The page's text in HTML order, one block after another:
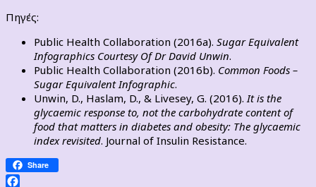
Πηγές:
Public Health Collaboration (2016a). Sugar Equivalent
Infographics Courtesy Of Dr David Unwin.
Public Health Collaboration (2016b). Common Foods –
Sugar Equivalent Infographic.
Unwin, D., Haslam, D., & Livesey, G. (2016). It is the
glycaemic response to, not the carbohydrate content of
food that matters in diabetes and obesity: The glycaemic
index revisited. Journal of Insulin Resistance.
Share